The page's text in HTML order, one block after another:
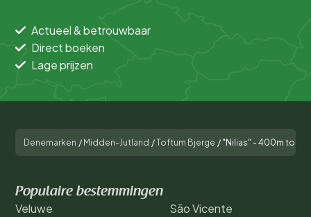
Actueel & betrouwbaar
Direct boeken
Lage prijzen
Denemarken / Midden-Jutland /Toftum Bjerge / "Nilias" - 400m to
Populaire bestemmingen
Veluwe
São Vicente